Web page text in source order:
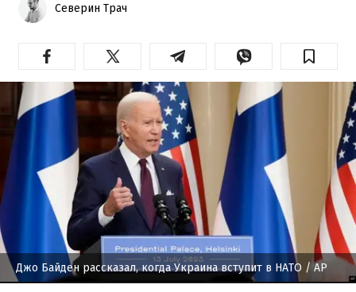
Северин Трач
Джо Байден рассказал, когда Украина вступит в НАТО / AP